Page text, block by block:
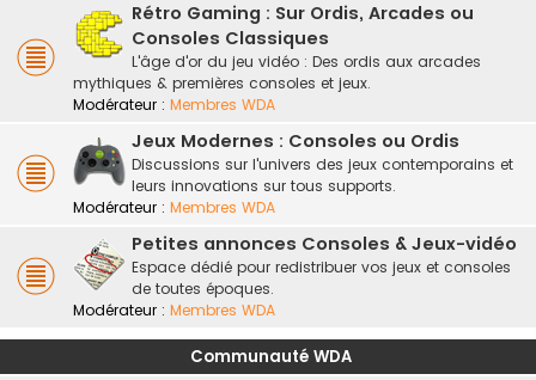
Rétro Gaming : Sur Ordis, Arcades ou
Consoles Classiques
L'âge d'or du jeu vidéo : Des ordis aux arcades
mythiques & premières consoles et jeux.
Modérateur : Membres WDA
Jeux Modernes : Consoles ou Ordis
Discussions sur l'univers des jeux contemporains et
leurs innovations sur tous supports.
Modérateur : Membres WDA
Petites annonces Consoles & Jeux-vidéo
Espace dédié pour redistribuer vos jeux et consoles
de toutes époques.
Modérateur : Membres WDA
Communauté WDA